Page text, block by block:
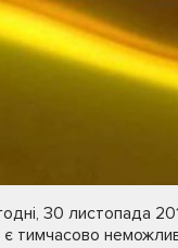
30 листопада
тимчасово